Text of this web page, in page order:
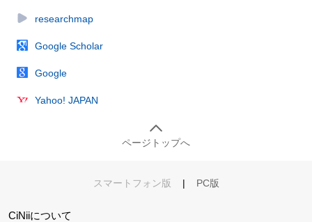
researchmap
Google Scholar
Google
Yahoo! JAPAN
ページトップへ
スマートフォン版 | PC版
CiNiiについて